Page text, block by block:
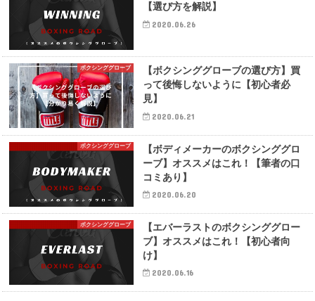
【選び方を解説】
2020.06.26
ボクシンググローブ
【ボクシンググローブの選び方】買
って後悔しないように【初心者必
見】
2020.06.21
ボクシンググローブ
【ボディメーカーのボクシンググロ
ーブ】オススメはこれ！【筆者の口
コミあり】
2020.06.20
ボクシンググローブ
【エバーラストのボクシンググロー
ブ】オススメはこれ！【初心者向
け】
2020.06.16